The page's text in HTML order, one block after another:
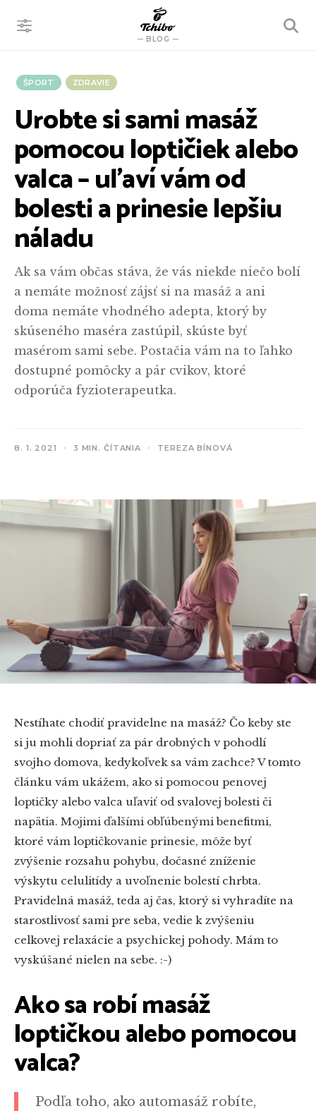
BLOG
VYHĽADÁVANIE
ŠPORT ZDRAVIE
Urobte si sami masáž
pomocou loptičiek alebo
valca – uľaví vám od
bolesti a prinesie lepšiu
náladu
Ak sa vám občas stáva, že vás niekde niečo bolí
a nemáte možnosť zájsť si na masáž a ani
doma nemáte vhodného adepta, ktorý by
skúseného maséra zastúpil, skúste byť
masérom sami sebe. Postačia vám na to ľahko
dostupné pomôcky a pár cvikov, ktoré
odporúča fyzioterapeutka.
8. 1. 2021 3 MIN. ČÍTANIA TEREZA BÍNOVÁ
Nestíhate chodiť pravidelne na masáž? Čo keby ste
si ju mohli dopriať za pár drobných v pohodlí
svojho domova, kedykoľvek sa vám zachce? V tomto
článku vám ukážem, ako si pomocou penovej
loptičky alebo valca uľaviť od svalovej bolesti či
napätia. Mojimi ďalšími obľúbenými benefitmi,
ktoré vám loptičkovanie prinesie, môže byť
zvýšenie rozsahu pohybu, dočasné zníženie
výskytu celulitídy a uvoľnenie bolestí chrbta.
Pravidelná masáž, teda aj čas, ktorý si vyhradíte na
starostlivosť sami pre seba, vedie k zvýšeniu
celkovej relaxácie a psychickej pohody. Mám to
vyskúšané nielen na sebe. :-)
Ako sa robí masáž
loptičkou alebo pomocou
valca?
Podľa toho, ako automasáž robíte,